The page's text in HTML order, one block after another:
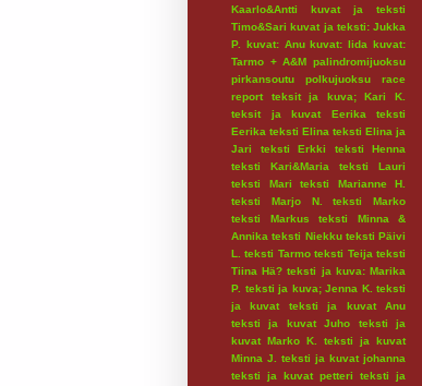
Kaarlo&Antti
kuvat ja teksti
Timo&Sari kuvat ja teksti: Jukka
P.
kuvat: Anu kuvat: Iida kuvat:
Tarmo + A&M palindromijuoksu
pirkansoutu
polkujuoksu
race
report
teksit ja kuva; Kari K.
teksit ja kuvat Eerika
teksti
Eerika teksti Elina teksti Elina ja
Jari
teksti Erkki
teksti Henna
teksti Kari&Maria
teksti Lauri
teksti Mari
teksti Marianne H.
teksti Marjo N.
teksti Marko
teksti Markus
teksti Minna &
Annika teksti Niekku teksti Päivi
L.
teksti Tarmo teksti Teija teksti
Tiina Hä? teksti ja kuva: Marika
P. teksti ja kuva; Jenna K. teksti
ja kuvat
teksti ja kuvat Anu
teksti ja kuvat Juho
teksti ja
kuvat Marko K.
teksti ja kuvat
Minna J.
teksti ja kuvat johanna
teksti ja kuvat petteri
teksti ja